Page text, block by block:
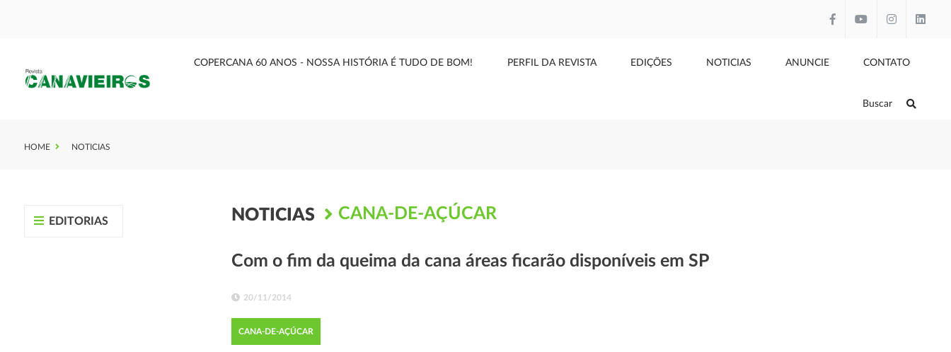
COPERCANA 60 ANOS - NOSSA HISTÓRIA É TUDO DE BOM! PERFIL DA REVISTA EDIÇÕES NOTICIAS ANUNCIE CONTATO
Buscar
HOME NOTICIAS
EDITORIAS NOTICIAS CANA-DE-AÇÚCAR
Com o fim da queima da cana áreas ficarão disponíveis em SP
20/11/2014
CANA-DE-AÇÚCAR